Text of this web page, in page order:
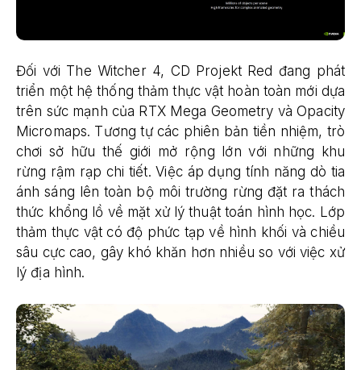
Đối với The Witcher 4, CD Projekt Red đang phát
triển một hệ thống thảm thực vật hoàn toàn mới dựa
trên sức mạnh của RTX Mega Geometry và Opacity
Micromaps. Tương tự các phiên bản tiền nhiệm, trò
chơi sở hữu thế giới mở rộng lớn với những khu
rừng rậm rạp chi tiết. Việc áp dụng tính năng dò tia
ánh sáng lên toàn bộ môi trường rừng đặt ra thách
thức khổng lồ về mặt xử lý thuật toán hình học. Lớp
thảm thực vật có độ phức tạp về hình khối và chiều
sâu cực cao, gây khó khăn hơn nhiều so với việc xử
lý địa hình.